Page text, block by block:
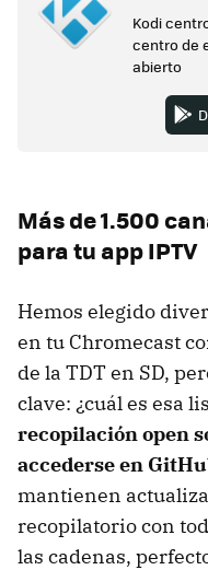
Kodi
centro de
abierto
Más de 1.500
para tu app IPTV
Hemos elegido
en tu Chromecast
de la TDT en SD,
clave: ¿cuál es esa
recopilación open
accederse en
mantienen
recopilatorio con
las cadenas,